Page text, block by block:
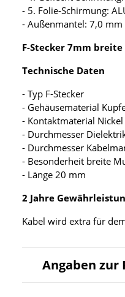
- 5. Folie-Schirmung:
- Außenmantel: 7,0 mm
F-Stecker 7mm
Technische Daten
- Typ F-Stecker
- Gehäusematerial
- Kontaktmaterial Nickel
- Durchmesser
- Durchmesser
- Besonderheit breite
- Länge 20 mm
2 Jahre
Kabel wird extra für
Angaben